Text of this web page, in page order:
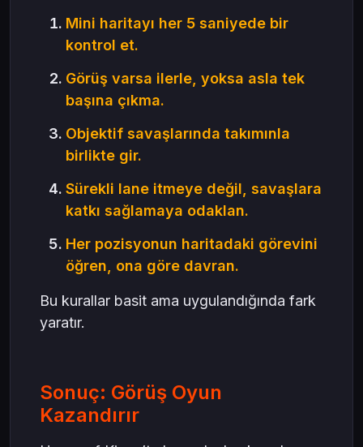
Mini haritayı her 5 saniyede bir
kontrol et.
Görüş varsa ilerle, yoksa asla tek
başına çıkma.
Objektif savaşlarında takımınla
birlikte gir.
Sürekli lane itmeye değil, savaşlara
katkı sağlamaya odaklan.
Her pozisyonun haritadaki görevini
öğren, ona göre davran.
Bu kurallar basit ama uygulandığında fark
yaratır.
Sonuç: Görüş Oyun
Kazandırır